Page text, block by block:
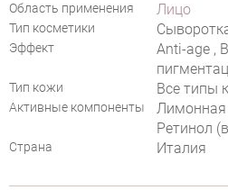
Область применения Лицо
Тип косметики
Эффект
Anti-age ,
Тип кожи Все типы
Активные компоненты
Лимонная
Ретинол
Страна Италия